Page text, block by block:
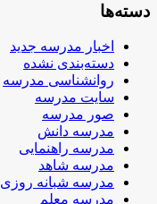
دسته‌ها
اخبار مدرسه جدید
دسته‌بندی نشده
روانشناسی مدرسه
سایت مدرسه
صور مدرسه
مدرسه دانش
مدرسه راهنمایی
مدرسه شاهد
مدرسه شبانه روزی
مدرسه معلم